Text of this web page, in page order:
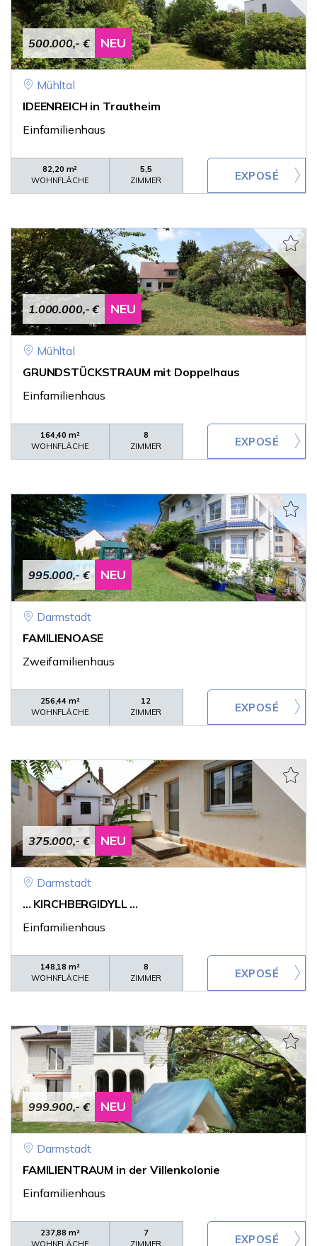
500.000,- € NEU
Mühltal
IDEENREICH in Trautheim
Einfamilienhaus
82,20 m²
WOHNFLÄCHE
5,5
ZIMMER
1.000.000,- € NEU
Mühltal
GRUNDSTÜCKSTRAUM mit Doppelhaus
Einfamilienhaus
164,40 m²
WOHNFLÄCHE
8
ZIMMER
995.000,- € NEU
Darmstadt
FAMILIENOASE
Zweifamilienhaus
256,44 m²
WOHNFLÄCHE
12
ZIMMER
375.000,- € NEU
Darmstadt
... KIRCHBERGIDYLL ...
Einfamilienhaus
148,18 m²
WOHNFLÄCHE
8
ZIMMER
999.900,- € NEU
Darmstadt
FAMILIENTRAUM in der Villenkolonie
Einfamilienhaus
237,88 m²
WOHNFLÄCHE
7
ZIMMER